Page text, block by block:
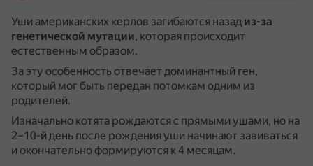
Уши американских керлов загибаются назад из-за
генетической мутации, которая происходит
естественным образом.
За эту особенность отвечает доминантный ген,
который мог быть передан потомкам одним из
родителей.
Изначально котята рождаются с прямыми ушами, но на
2–10-й день после рождения уши начинают завиваться
и окончательно формируются к 4 месяцам.